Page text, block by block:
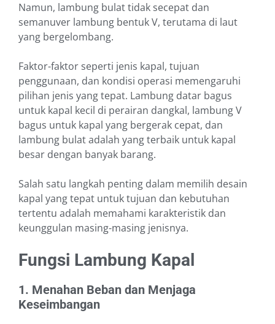
Namun, lambung bulat tidak secepat dan
semanuver lambung bentuk V, terutama di laut
yang bergelombang.
Faktor-faktor seperti jenis kapal, tujuan
penggunaan, dan kondisi operasi memengaruhi
pilihan jenis yang tepat. Lambung datar bagus
untuk kapal kecil di perairan dangkal, lambung V
bagus untuk kapal yang bergerak cepat, dan
lambung bulat adalah yang terbaik untuk kapal
besar dengan banyak barang.
Salah satu langkah penting dalam memilih desain
kapal yang tepat untuk tujuan dan kebutuhan
tertentu adalah memahami karakteristik dan
keunggulan masing-masing jenisnya.
Fungsi Lambung Kapal
1. Menahan Beban dan Menjaga
Keseimbangan